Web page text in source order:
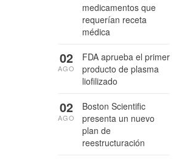
medicamentos que
requerían receta
médica
FDA aprueba el primer
producto de plasma
liofilizado
02
AGO
Boston Scientific
presenta un nuevo
plan de
reestructuración
02
AGO